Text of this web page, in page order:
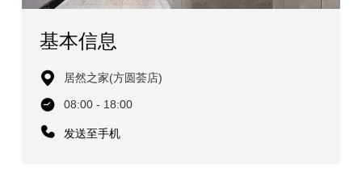
基本信息
居然之家(方圆荟店)
08:00 - 18:00
发送至手机